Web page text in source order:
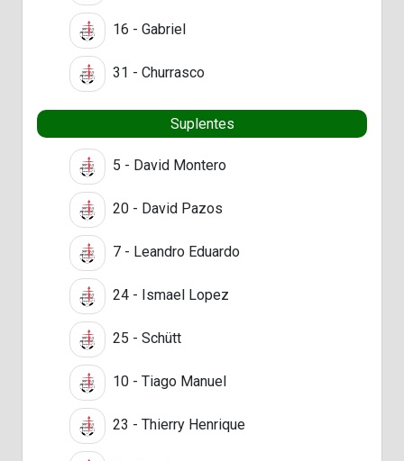
16 - Gabriel
31 - Churrasco
Suplentes
5 - David Montero
20 - David Pazos
7 - Leandro Eduardo
24 - Ismael Lopez
25 - Schütt
10 - Tiago Manuel
23 - Thierry Henrique